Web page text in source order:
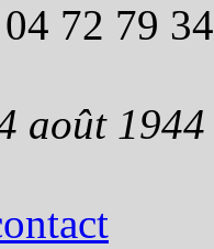
04 72 79
août 1944